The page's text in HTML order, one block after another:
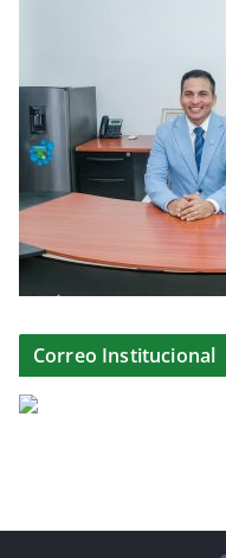
Correo Institucional